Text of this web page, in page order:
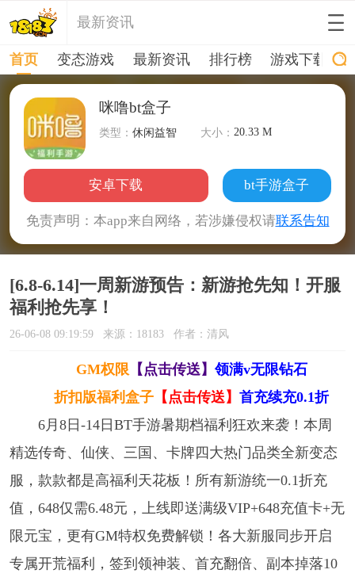
最新资讯
首页 变态游戏 最新资讯 排行榜 游戏下载
咪噜bt盒子
类型：休闲益智 大小：20.33 M
安卓下载 bt手游盒子
免责声明：本app来自网络，若涉嫌侵权请联系告知
[6.8-6.14]一周新游预告：新游抢先知！开服
福利抢先享！
26-06-08 09:19:59 来源：18183 作者：清风
GM权限 【点击传送】 领满v无限钻石
折扣版福利盒子 【点击传送】首充续充0.1折
6月8日-14日BT手游暑期档福利狂欢来袭！本周
精选传奇、仙侠、三国、卡牌四大热门品类全新变态
服，款款都是高福利天花板！所有新游统一0.1折充
值，648仅需6.48元，上线即送满级VIP+648充值卡+无
限元宝，更有GM特权免费解锁！各大新服同步开启
专属开荒福利，签到领神装、首充翻倍、副本掉落10